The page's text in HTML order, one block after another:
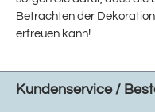
Betrachten der
erfreuen kann!
Kundenservice /